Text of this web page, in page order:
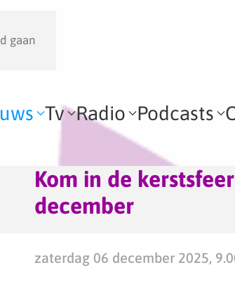
gaan
Tv Radio Podcasts
Kom in de
december
zaterdag 06 december 2025,